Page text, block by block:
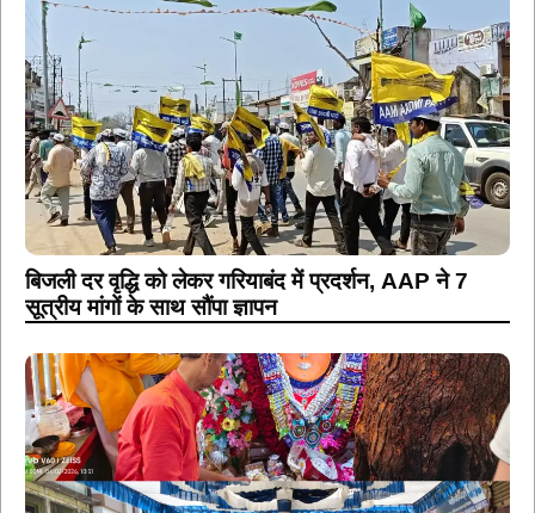
बिजली दर वृद्धि को लेकर गरियाबंद में प्रदर्शन, AAP ने 7
सूत्रीय मांगों के साथ सौंपा ज्ञापन